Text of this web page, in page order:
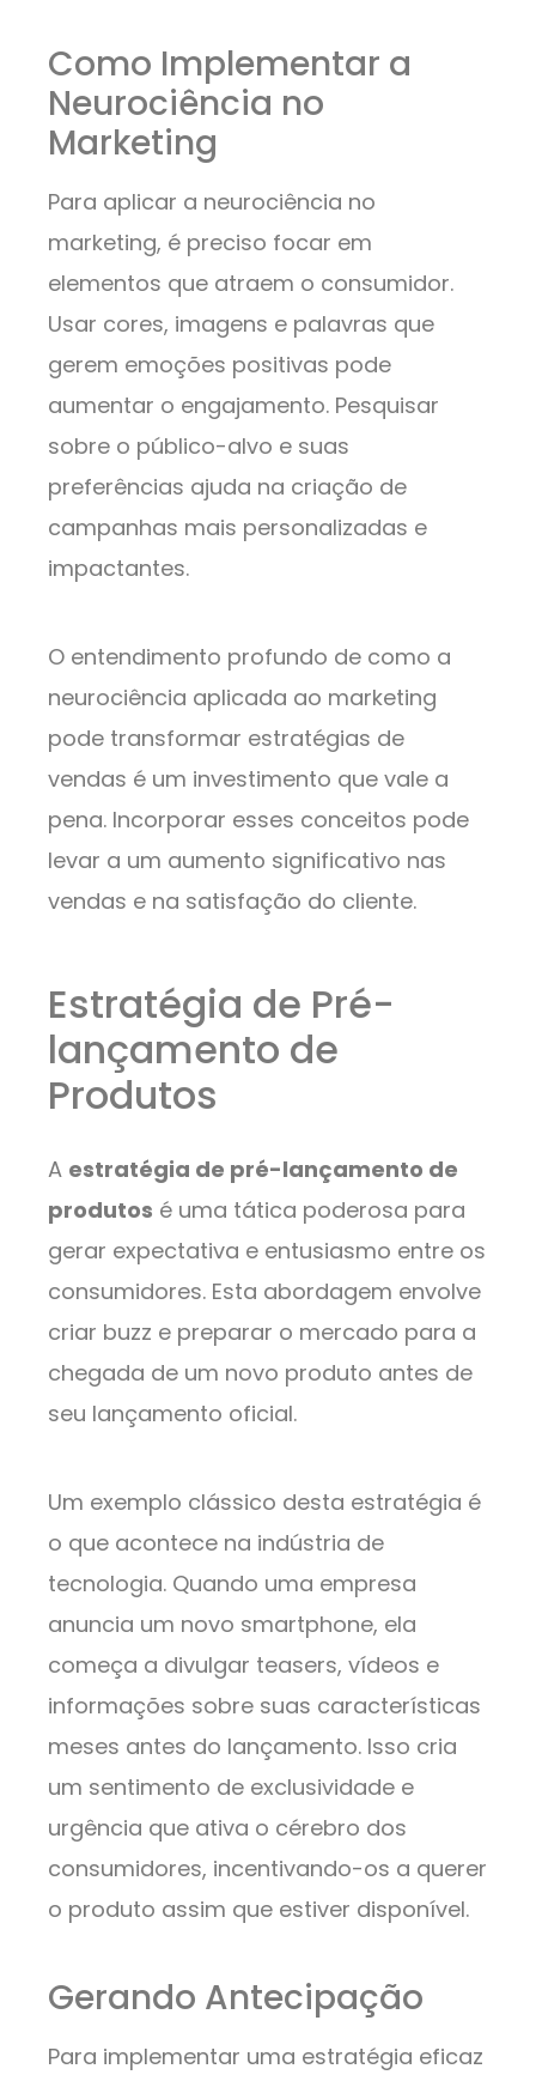
Como Implementar a
Neurociência no
Marketing
Para aplicar a neurociência no
marketing, é preciso focar em
elementos que atraem o consumidor.
Usar cores, imagens e palavras que
gerem emoções positivas pode
aumentar o engajamento. Pesquisar
sobre o público-alvo e suas
preferências ajuda na criação de
campanhas mais personalizadas e
impactantes.
O entendimento profundo de como a
neurociência aplicada ao marketing
pode transformar estratégias de
vendas é um investimento que vale a
pena. Incorporar esses conceitos pode
levar a um aumento significativo nas
vendas e na satisfação do cliente.
Estratégia de Pré-
lançamento de
Produtos
A estratégia de pré-lançamento de
produtos é uma tática poderosa para
gerar expectativa e entusiasmo entre os
consumidores. Esta abordagem envolve
criar buzz e preparar o mercado para a
chegada de um novo produto antes de
seu lançamento oficial.
Um exemplo clássico desta estratégia é
o que acontece na indústria de
tecnologia. Quando uma empresa
anuncia um novo smartphone, ela
começa a divulgar teasers, vídeos e
informações sobre suas características
meses antes do lançamento. Isso cria
um sentimento de exclusividade e
urgência que ativa o cérebro dos
consumidores, incentivando-os a querer
o produto assim que estiver disponível.
Gerando Antecipação
Para implementar uma estratégia eficaz